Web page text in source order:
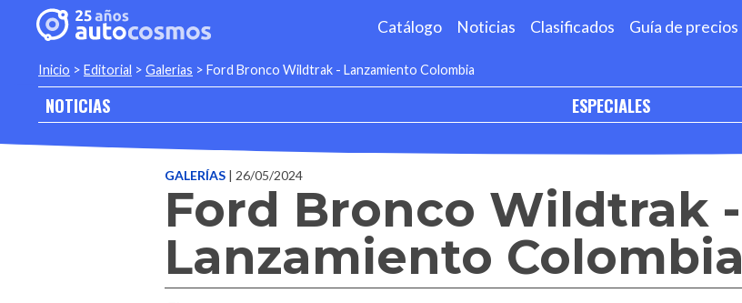
Catálogo Noticias Clasificados Guía de precios
Inicio > Editorial > Galerias > Ford Bronco Wildtrak - Lanzamiento Colombia
NOTICIAS ESPECIALES
GALERÍAS | 26/05/2024
Ford Bronco Wildtrak -
Lanzamiento Colombia